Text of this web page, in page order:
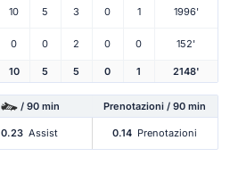
10 5 3 0 1 1996'
0 0 2 0 0 152'
10 5 5 0 1 2148'
/ 90 min Prenotazioni / 90 min
0.23 Assist 0.14 Prenotazioni